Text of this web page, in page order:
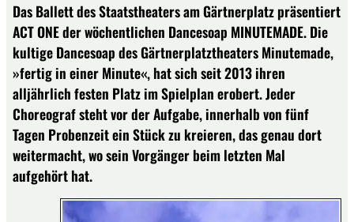
Das Ballett des Staatstheaters am Gärtnerplatz präsentiert
ACT ONE der wöchentlichen Dancesoap MINUTEMADE. Die
kultige Dancesoap des Gärtnerplatztheaters Minutemade,
»fertig in einer Minute«, hat sich seit 2013 ihren
alljährlich festen Platz im Spielplan erobert. Jeder
Choreograf steht vor der Aufgabe, innerhalb von fünf
Tagen Probenzeit ein Stück zu kreieren, das genau dort
weitermacht, wo sein Vorgänger beim letzten Mal
aufgehört hat.